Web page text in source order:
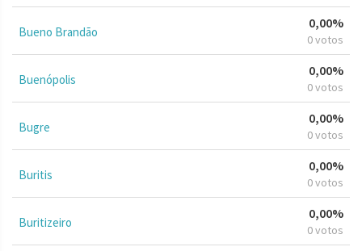
Bueno Brandão
0,00%
0 votos
Buenópolis
0,00%
0 votos
Bugre
0,00%
0 votos
Buritis
0,00%
0 votos
Buritizeiro
0,00%
0 votos